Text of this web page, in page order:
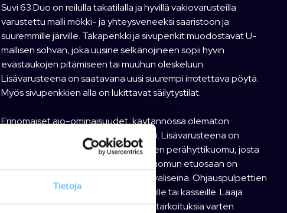
Tietoja
Suvi 63 Duo on reilulla takatilalla ja hyvillä vakiovarusteilla
varustettu malli mökki- ja yhteysveneeksi saaristoon ja
suuremmille järville. Takapenkki ja sivupenkit muodostavat U-
mallisen sohvan, joka uusine selkänojineen sopii hyvin
evästaukojen pitämiseen tai muuhun oleskeluun.
Lisävarusteena on saatavana uusi suurempi irrotettava pöytä.
Myös sivupenkkien alla on lukittavat säilytystilat.
Erinomaiset ajo-ominaisuudet, käytännössä olematon
liukukynnys ja hyvin suuntavakaa malli. Lisävarusteena on
saatavana tilava ja korkea kaksiosainen perähyttikuomu, josta
voi hankkia vaikka pelkän etuosan. Kuomun etuosaan on
saatavana vetoketjulla kiinnitettävä väliseinä. Ohjauspulpettien
alla reilut säilytystilat esim. kylmälaukulle tai kasseille. Laaja
moottorisuositus 80-115 hv eri käyttötarkoituksia varten.